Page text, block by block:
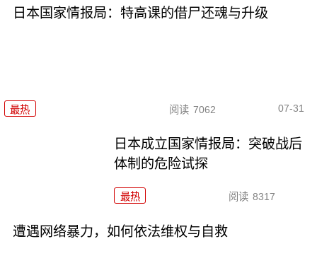
日本国家情报局：特高课的借尸还魂与升级
最热 阅读 7062 07-31
日本成立国家情报局：突破战后
体制的危险试探
最热 阅读 8317
遭遇网络暴力，如何依法维权与自救